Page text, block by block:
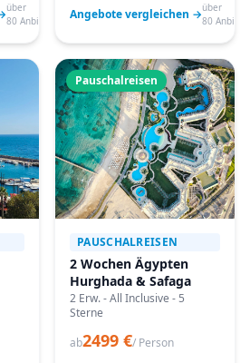
über
80 Anbieter
Angebote vergleichen →über
80
Pauschalreisen
PAUSCHALREISEN
2 Wochen Ägypten
Hurghada & Safaga
2 Erw. - All Inclusive - 5
Sterne
ab2499 €/ Person